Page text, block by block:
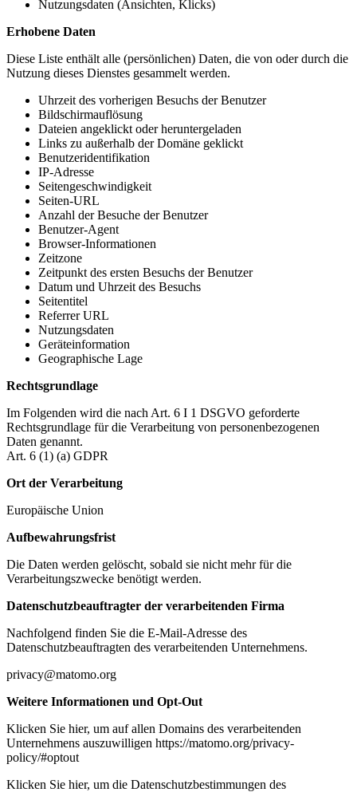
Nutzungsdaten (Ansichten, Klicks)
Erhobene Daten
Diese Liste enthält alle (persönlichen) Daten, die von oder durch die
Nutzung dieses Dienstes gesammelt werden.
Uhrzeit des vorherigen Besuchs der Benutzer
Bildschirmauflösung
Dateien angeklickt oder heruntergeladen
Links zu außerhalb der Domäne geklickt
Benutzeridentifikation
IP-Adresse
Seitengeschwindigkeit
Seiten-URL
Anzahl der Besuche der Benutzer
Benutzer-Agent
Browser-Informationen
Zeitzone
Zeitpunkt des ersten Besuchs der Benutzer
Datum und Uhrzeit des Besuchs
Seitentitel
Referrer URL
Nutzungsdaten
Geräteinformation
Geographische Lage
Rechtsgrundlage
Im Folgenden wird die nach Art. 6 I 1 DSGVO geforderte
Rechtsgrundlage für die Verarbeitung von personenbezogenen
Daten genannt.
Art. 6 (1) (a) GDPR
Ort der Verarbeitung
Europäische Union
Aufbewahrungsfrist
Die Daten werden gelöscht, sobald sie nicht mehr für die
Verarbeitungszwecke benötigt werden.
Datenschutzbeauftragter der verarbeitenden Firma
Nachfolgend finden Sie die E-Mail-Adresse des
Datenschutzbeauftragten des verarbeitenden Unternehmens.
privacy@matomo.org
Weitere Informationen und Opt-Out
Klicken Sie hier, um auf allen Domains des verarbeitenden
Unternehmens auszuwilligen https://matomo.org/privacy-
policy/#optout
Klicken Sie hier, um die Datenschutzbestimmungen des